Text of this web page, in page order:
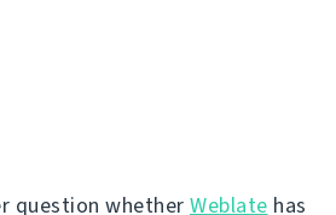
question whether Weblate has